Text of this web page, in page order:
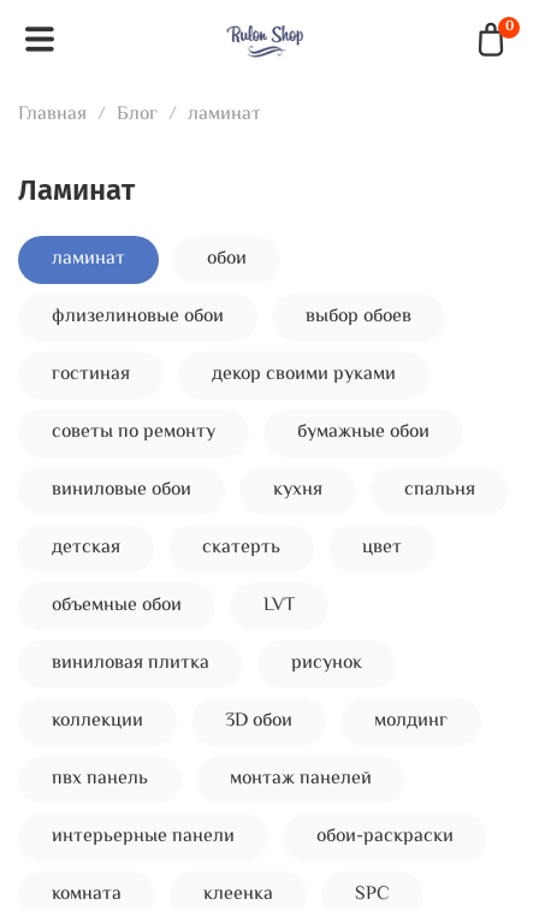
0
Главная Блог ламинат
ламинат
ламинат
обои
флизелиновые обои
выбор обоев
гостиная
декор своими руками
советы по ремонту
бумажные обои
виниловые обои
кухня
спальня
детская
скатерть
цвет
объемные обои
LVT
виниловая плитка
рисунок
коллекции
3D обои
молдинг
пвх панель
монтаж панелей
интерьерные панели
обои-раскраски
комната
клеенка
SPC